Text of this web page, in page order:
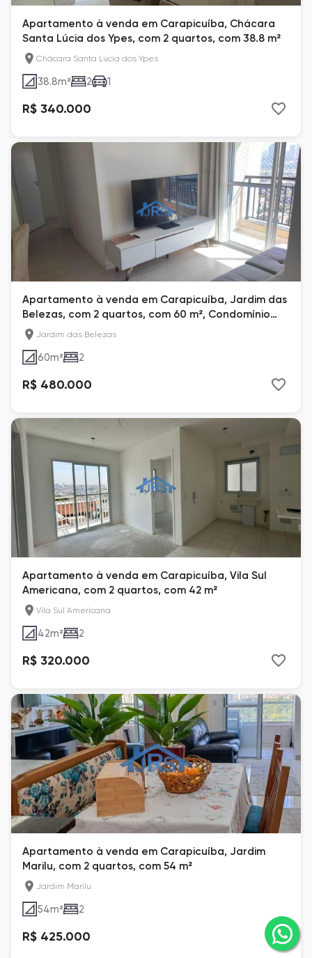
Apartamento à venda em Carapicuíba, Chácara
Santa Lúcia dos Ypes, com 2 quartos, com 38.8 m²
Chácara Santa Lúcia dos Ypes
38.8m² 2 1
R$ 340.000
Apartamento à venda em Carapicuíba, Jardim das
Belezas, com 2 quartos, com 60 m², Condomínio
Square
Jardim das Belezas
60m² 2
R$ 480.000
Apartamento à venda em Carapicuíba, Vila Sul
Americana, com 2 quartos, com 42 m²
Vila Sul Americana
42m² 2
R$ 320.000
Apartamento à venda em Carapicuíba, Jardim
Marilu, com 2 quartos, com 54 m²
Jardim Marilu
54m² 2
R$ 425.000